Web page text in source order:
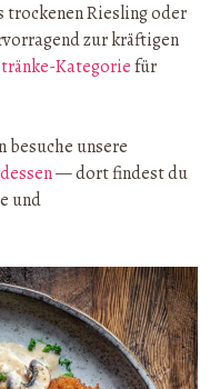
trockenen Riesling oder
zur kräftigen
Kategoriefür
besuche unsere
— dort findest du
und